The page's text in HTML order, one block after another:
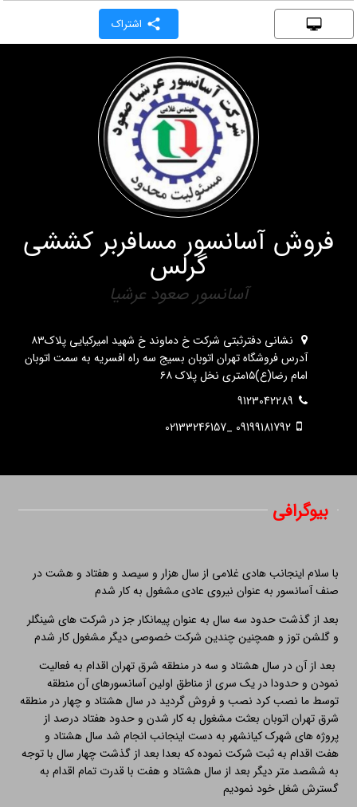
اشتراک
فروش آسانسور مسافربر کششی
گرلس
آسانسور صعود عرشیا
نشانی دفترثبتی شرکت خ دماوند خ شهید امیرکیایی پلاک۸۳
آدرس فروشگاه تهران اتوبان بسیج سه راه افسریه به سمت اتوبان
امام رضا(ع)۱۵متری نخل پلاک ۶۸
9123042289
09199181792 _02133246157
بیوگرافی
با سلام اینجانب هادی غلامی از سال هزار و سیصد و هفتاد و هشت در
صنف آسانسور به عنوان نیروی عادی مشغول به کار شدم
بعد از گذشت حدود سه سال به عنوان پیمانکار جز در شرکت های شینگلر
و گلشن توز و همچنین چندین شرکت خصوصی دیگر مشغول کار شدم
بعد از آن در سال هشتاد و سه در منطقه شرق تهران اقدام به فعالیت
نمودن و حدودا در یک سری از مناطق اولین آسانسورهای آن منطقه
توسط ما نصب کرد نصب و فروش گردید در سال هشتاد و چهار در منطقه
شرق تهران اتوبان بعثت مشغول به کار شدن و حدود هفتاد درصد از
پروژه های شهرک کیانشهر به دست اینجانب انجام شد سال هشتاد و
هفت اقدام به ثبت شرکت نموده که بعدا بعد از گذشت چهار سال با توجه
به ششصد متر دیگر بعد از سال هشتاد و هفت با قدرت تمام اقدام به
گسترش شغل خود نمودیم